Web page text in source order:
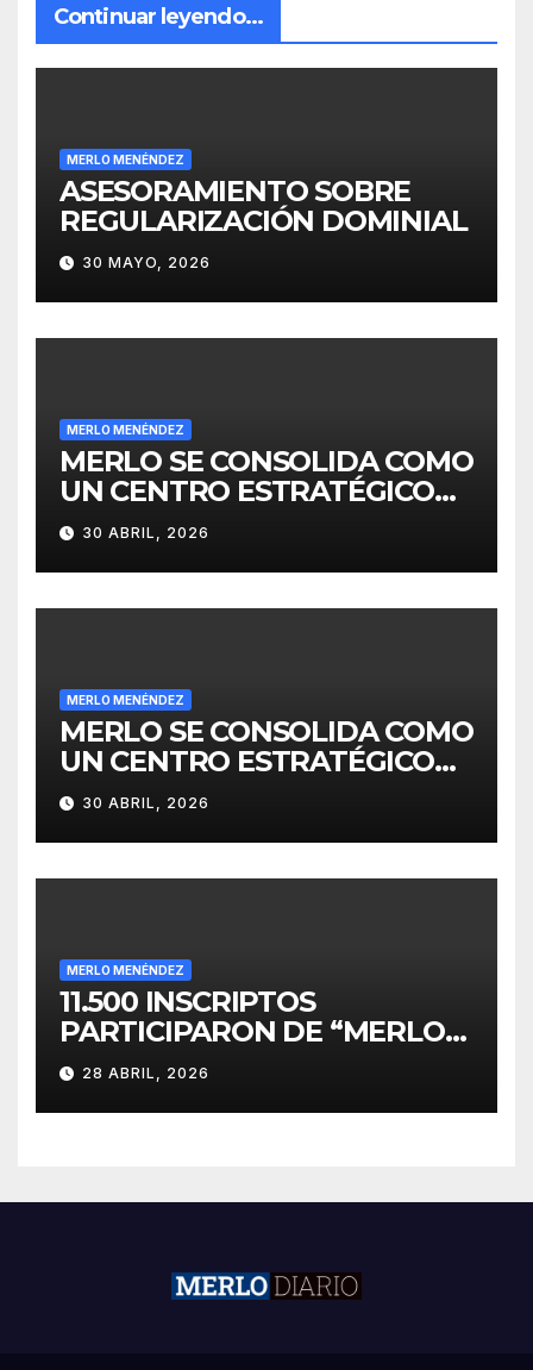
Continuar leyendo...
MERLO MENÉNDEZ
ASESORAMIENTO SOBRE
REGULARIZACIÓN DOMINIAL
30 MAYO, 2026
MERLO MENÉNDEZ
MERLO SE CONSOLIDA COMO
UN CENTRO ESTRATÉGICO
PARA EL DESARROLLO DE
INVERSIONES
30 ABRIL, 2026
MERLO MENÉNDEZ
MERLO SE CONSOLIDA COMO
UN CENTRO ESTRATÉGICO
PARA EL DESARROLLO DE
INVERSIONES
30 ABRIL, 2026
MERLO MENÉNDEZ
11.500 INSCRIPTOS
PARTICIPARON DE “MERLO
CORRE POR MALVINAS”
28 ABRIL, 2026